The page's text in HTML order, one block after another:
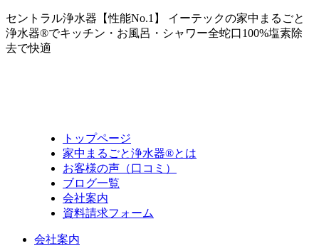
セントラル浄水器【性能No.1】 イーテックの家中まるごと
浄水器®でキッチン・お風呂・シャワー全蛇口100%塩素除
去で快適
トップページ
家中まるごと浄水器®とは
お客様の声（口コミ）
ブログ一覧
会社案内
資料請求フォーム
会社案内